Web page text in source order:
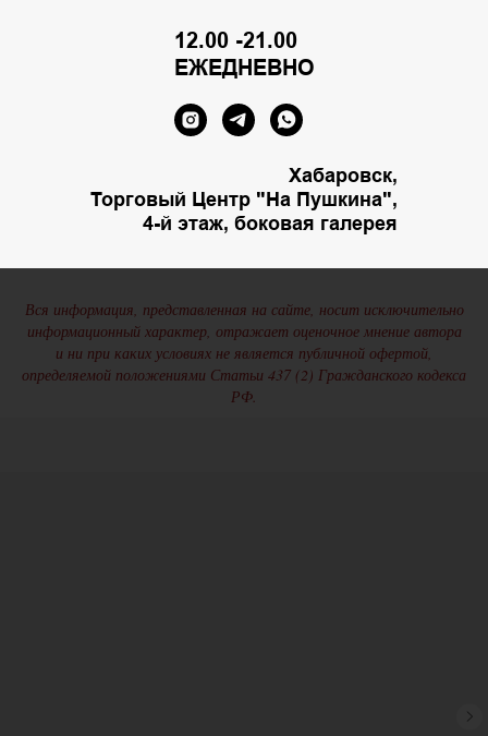
12.00 -21.00
ЕЖЕДНЕВНО
Хабаровск,
Торговый Центр "На Пушкина",
4-й этаж, боковая галерея
Вся информация, представленная на сайте, носит исключительно
информационный характер, отражает оценочное мнение автора
и ни при каких условиях не является публичной офертой,
определяемой положениями Статьи 437 (2) Гражданского кодекса
РФ.